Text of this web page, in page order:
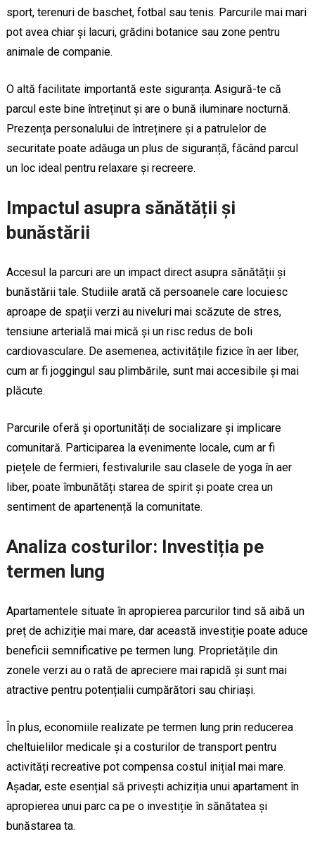
sport, terenuri de baschet, fotbal sau tenis. Parcurile mai mari
pot avea chiar și lacuri, grădini botanice sau zone pentru
animale de companie.
O altă facilitate importantă este siguranța. Asigură-te că
parcul este bine întreținut și are o bună iluminare nocturnă.
Prezența personalului de întreținere și a patrulelor de
securitate poate adăuga un plus de siguranță, făcând parcul
un loc ideal pentru relaxare și recreere.
Impactul asupra sănătății și
bunăstării
Accesul la parcuri are un impact direct asupra sănătății și
bunăstării tale. Studiile arată că persoanele care locuiesc
aproape de spații verzi au niveluri mai scăzute de stres,
tensiune arterială mai mică și un risc redus de boli
cardiovasculare. De asemenea, activitățile fizice în aer liber,
cum ar fi joggingul sau plimbările, sunt mai accesibile și mai
plăcute.
Parcurile oferă și oportunități de socializare și implicare
comunitară. Participarea la evenimente locale, cum ar fi
piețele de fermieri, festivalurile sau clasele de yoga în aer
liber, poate îmbunătăți starea de spirit și poate crea un
sentiment de apartenență la comunitate.
Analiza costurilor: Investiția pe
termen lung
Apartamentele situate în apropierea parcurilor tind să aibă un
preț de achiziție mai mare, dar această investiție poate aduce
beneficii semnificative pe termen lung. Proprietățile din
zonele verzi au o rată de apreciere mai rapidă și sunt mai
atractive pentru potențialii cumpărători sau chiriași.
În plus, economiile realizate pe termen lung prin reducerea
cheltuielilor medicale și a costurilor de transport pentru
activități recreative pot compensa costul inițial mai mare.
Așadar, este esențial să privești achiziția unui apartament în
apropierea unui parc ca pe o investiție în sănătatea și
bunăstarea ta.